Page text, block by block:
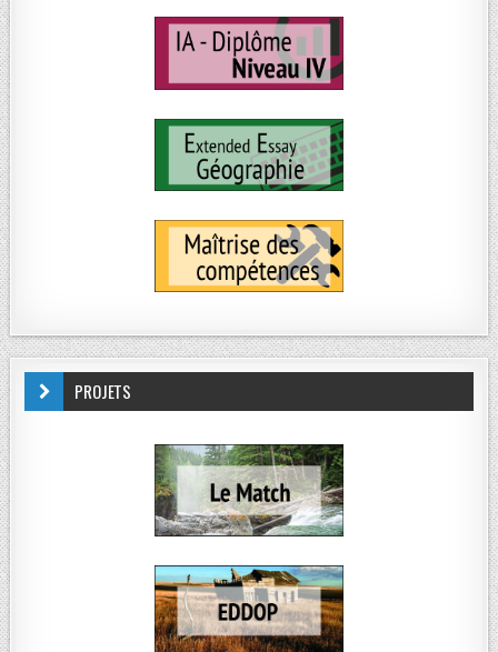
PROJETS